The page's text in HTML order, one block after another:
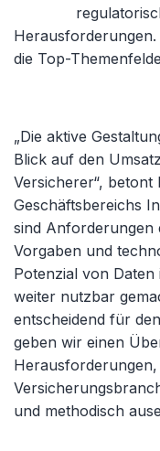
die Top-
„Die aktive
Blick auf den
Versicherer“, betont
Geschäftsbereichs
sind Anforderungen
Vorgaben und
Potenzial von
weiter nutzbar
entscheidend für
geben wir einen
Herausforderungen,
und methodisch